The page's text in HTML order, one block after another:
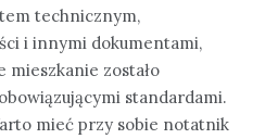
technicznym,
i innymi dokumentami,
zostało
standardami.
mieć przy sobie notatnik